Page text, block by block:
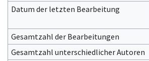
Datum der letzten Bearbeitung
Gesamtzahl der Bearbeitungen
Gesamtzahl unterschiedlicher Autoren